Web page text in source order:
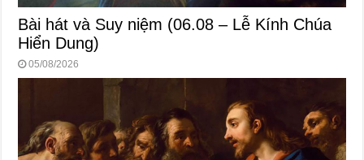
Bài hát và Suy niệm (06.08 – Lễ Kính Chúa
Hiển Dung)
05/08/2026